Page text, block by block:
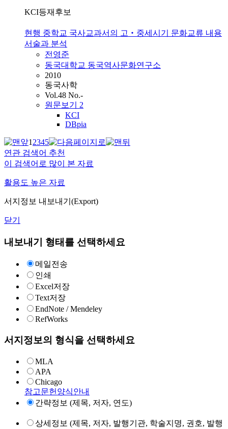
KCI등재후보
현행 중학교 국사교과서의 고‧중세시기 문화교류 내용
서술과 분석
전영준
동국대학교 동국역사문화연구소
2010
동국사학
Vol.48 No.-
원문보기 2
KCI
DBpia
12345
연관 검색어 추천
이 검색어로 많이 본 자료
활용도 높은 자료
서지정보 내보내기(Export)
닫기
내보내기 형태를 선택하세요
메일전송
인쇄
Excel저장
Text저장
EndNote / Mendeley
RefWorks
서지정보의 형식을 선택하세요
MLA
APA
Chicago
참고문헌양식안내
간략정보 (제목, 저자, 연도)
상세정보 (제목, 저자, 발행기관, 학술지명, 권호, 발행